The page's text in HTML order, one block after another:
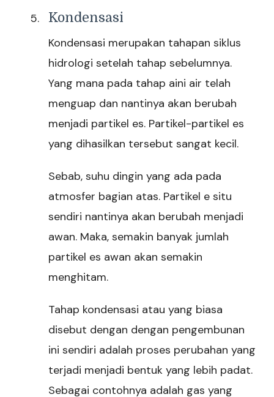
Kondensasi
Kondensasi merupakan tahapan siklus
hidrologi setelah tahap sebelumnya.
Yang mana pada tahap aini air telah
menguap dan nantinya akan berubah
menjadi partikel es. Partikel-partikel es
yang dihasilkan tersebut sangat kecil.
Sebab, suhu dingin yang ada pada
atmosfer bagian atas. Partikel e situ
sendiri nantinya akan berubah menjadi
awan. Maka, semakin banyak jumlah
partikel es awan akan semakin
menghitam.
Tahap kondensasi atau yang biasa
disebut dengan dengan pengembunan
ini sendiri adalah proses perubahan yang
terjadi menjadi bentuk yang lebih padat.
Sebagai contohnya adalah gas yang